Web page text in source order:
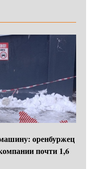
оренбуржец
почти 1,6